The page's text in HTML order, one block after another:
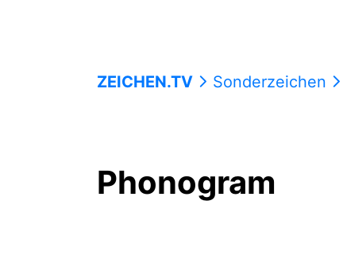
ZEICHEN.TV Sonderzeichen
Phonogram